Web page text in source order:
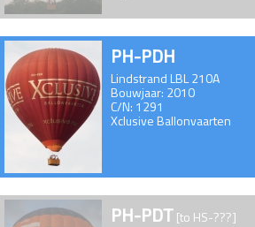
PH-PDH
Lindstrand LBL 210A
Bouwjaar: 2010
C/N: 1291
Xclusive Ballonvaarten
PH-PDT[to HS-???]